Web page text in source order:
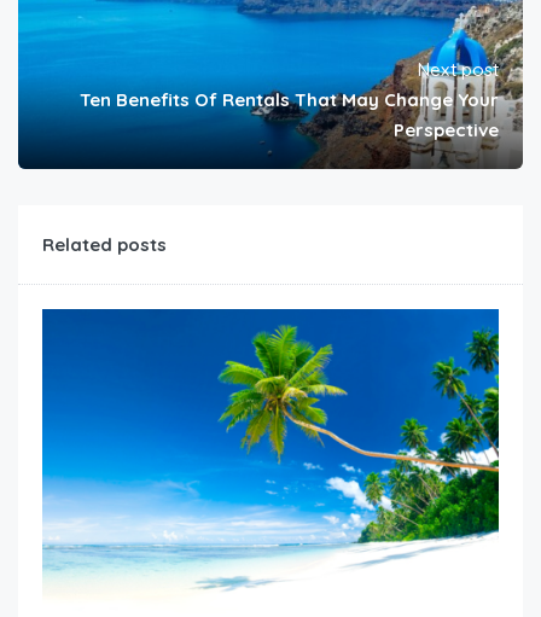
Next post
Ten Benefits Of Rentals That May Change Your
Perspective
Related posts